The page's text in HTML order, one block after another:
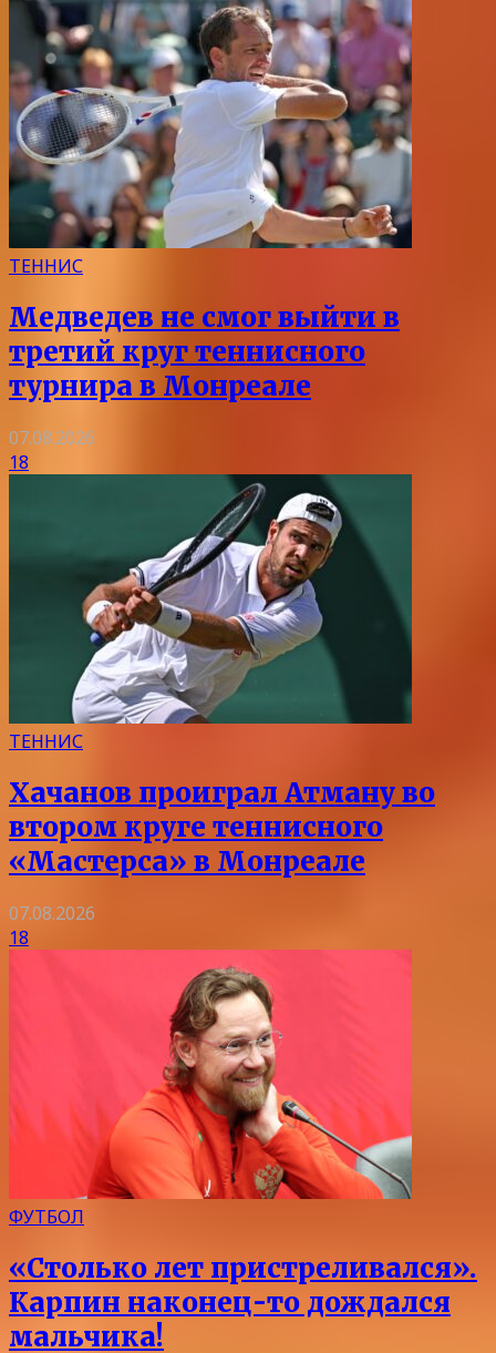
ТЕННИС
Медведев не смог выйти в
третий круг теннисного
турнира в Монреале
07.08.2026
18
ТЕННИС
Хачанов проиграл Атману во
втором круге теннисного
«Мастерса» в Монреале
07.08.2026
18
ФУТБОЛ
«Столько лет пристреливался».
Карпин наконец-то дождался
мальчика!